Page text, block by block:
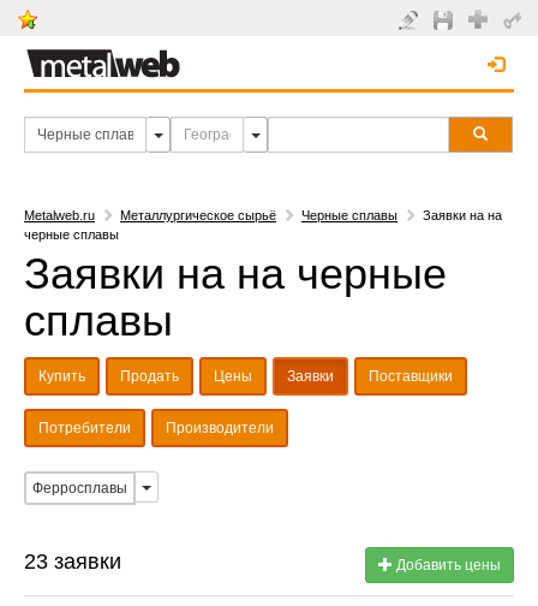
Metalweb.ru Металлургическое сырьё Черные сплавы
Заявки на на
черные сплавы
Заявки на на черные
сплавы
Купить Продать Цены Заявки Поставщики
Потребители Производители
Ферросплавы
23 заявки Добавить цены